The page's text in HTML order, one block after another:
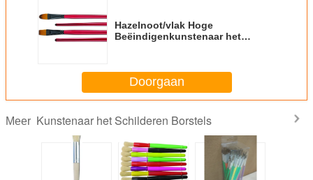
Hazelnoot/vlak Hoge
Beëindigenkunstenaar het
Doorgaan
Meer Kunstenaar het Schilderen Borstels